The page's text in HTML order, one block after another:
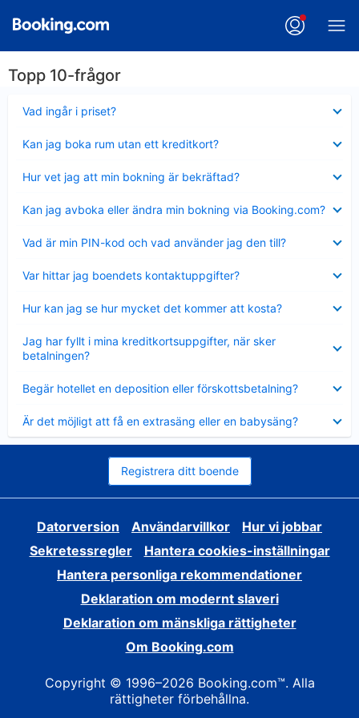
Topp 10-frågor
Vad ingår i priset?
mindre
Kan jag boka rum utan ett kreditkort?
mindre
Hur vet jag att min bokning är bekräftad?
mindre
Kan jag avboka eller ändra min bokning via Booking.com?
mindre
Vad är min PIN-kod och vad använder jag den till?
mindre
Var hittar jag boendets kontaktuppgifter?
mindre
Hur kan jag se hur mycket det kommer att kosta?
mindre
Jag har fyllt i mina kreditkortsuppgifter, när sker
betalningen?
mindre
Begär hotellet en deposition eller förskottsbetalning?
mindre
Är det möjligt att få en extrasäng eller en babysäng?
mindre
Registrera ditt boende
Datorversion Användarvillkor
Hur vi jobbar
Sekretessregler
Hantera cookies-inställningar
Hantera personliga rekommendationer
Deklaration om modernt slaveri
Deklaration om mänskliga rättigheter
Om Booking.com
Copyright © 1996–2026 Booking.com™. Alla
rättigheter förbehållna.